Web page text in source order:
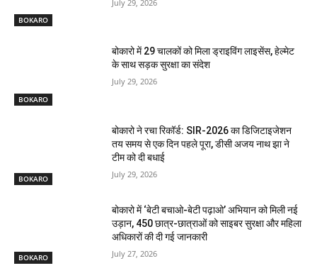
BOKARO
July 29, 2026
BOKARO
बोकारो में 29 चालकों को मिला ड्राइविंग लाइसेंस, हेल्मेट
के साथ सड़क सुरक्षा का संदेश
July 29, 2026
BOKARO
बोकारो ने रचा रिकॉर्ड: SIR-2026 का डिजिटाइजेशन
तय समय से एक दिन पहले पूरा, डीसी अजय नाथ झा ने
टीम को दी बधाई
July 29, 2026
BOKARO
बोकारो में ‘बेटी बचाओ-बेटी पढ़ाओ’ अभियान को मिली नई
उड़ान, 450 छात्र-छात्राओं को साइबर सुरक्षा और महिला
अधिकारों की दी गई जानकारी
July 27, 2026